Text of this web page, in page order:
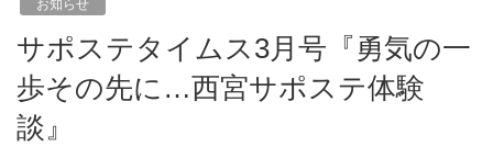
お知らせ
サポステタイムス3月号『勇気の一
歩その先に…西宮サポステ体験
談』